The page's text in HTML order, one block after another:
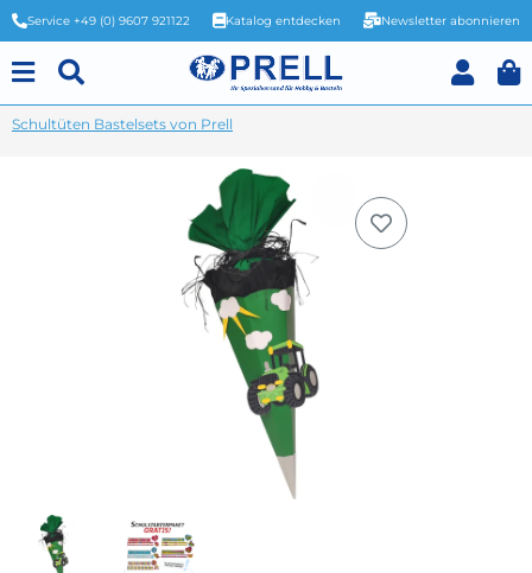
Service +49 (0) 9607 921122 Katalog entdecken Newsletter abonnieren
Schultüten Bastelsets von Prell